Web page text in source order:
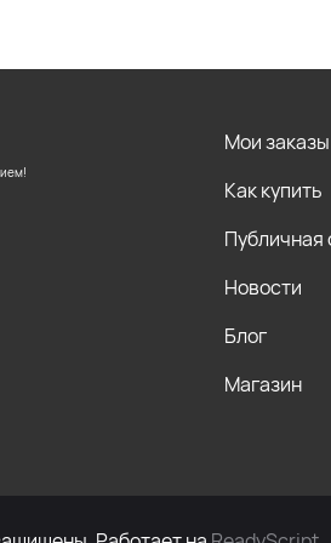
Мои заказы
Как купить
Публичная
Новости
Блог
Магазин